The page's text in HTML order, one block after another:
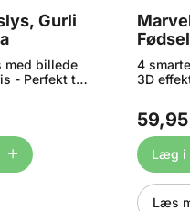
Gurli
med billede
- Perfekt til
4 stk.
4
3D
3 x 4
Læg i
Læs